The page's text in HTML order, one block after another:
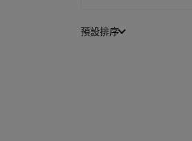
預設排序